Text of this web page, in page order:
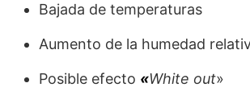
Bajada de temperaturas
Aumento de la humedad
Posible efecto «White out»